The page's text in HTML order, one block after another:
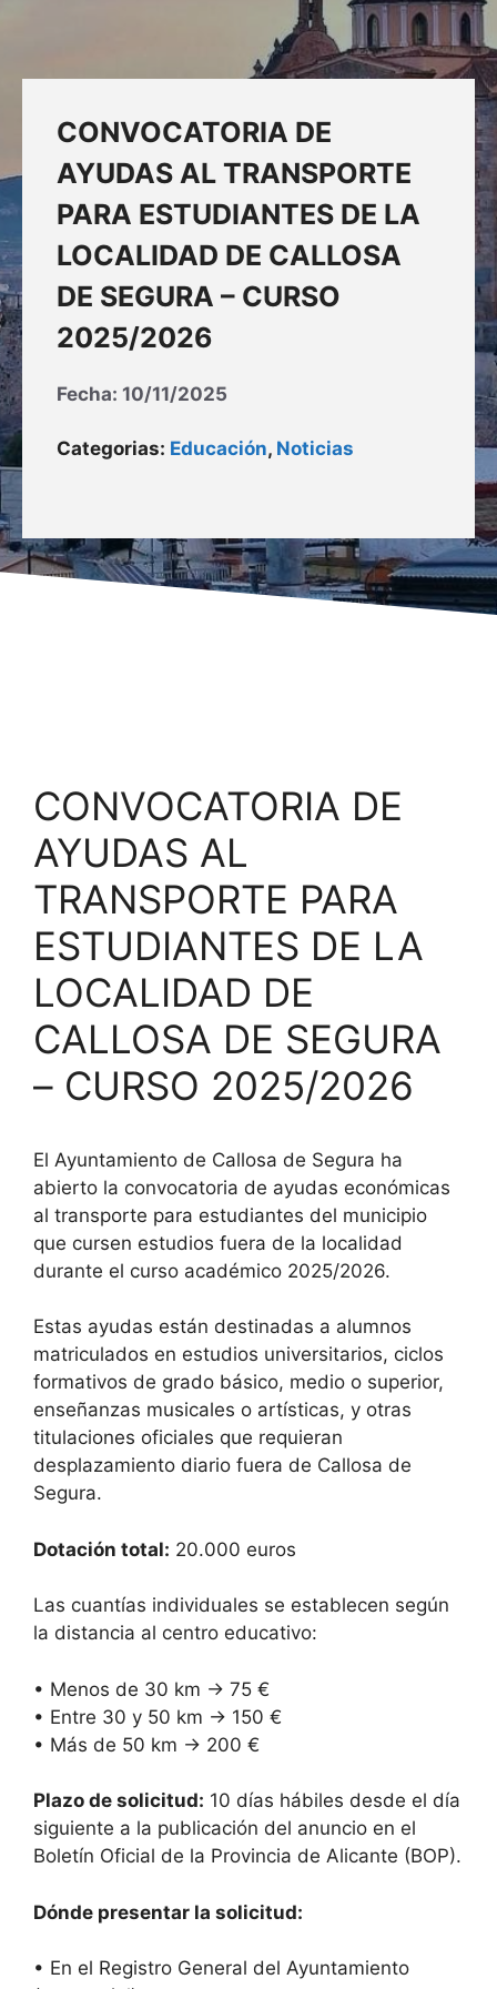
CONVOCATORIA DE
AYUDAS AL TRANSPORTE
PARA ESTUDIANTES DE LA
LOCALIDAD DE CALLOSA
DE SEGURA – CURSO
2025/2026
Fecha: 10/11/2025
Categorias: Educación, Noticias
CONVOCATORIA DE
AYUDAS AL
TRANSPORTE PARA
ESTUDIANTES DE LA
LOCALIDAD DE
CALLOSA DE SEGURA
– CURSO 2025/2026
El Ayuntamiento de Callosa de Segura ha
abierto la convocatoria de ayudas económicas
al transporte para estudiantes del municipio
que cursen estudios fuera de la localidad
durante el curso académico 2025/2026.
Estas ayudas están destinadas a alumnos
matriculados en estudios universitarios, ciclos
formativos de grado básico, medio o superior,
enseñanzas musicales o artísticas, y otras
titulaciones oficiales que requieran
desplazamiento diario fuera de Callosa de
Segura.
Dotación total: 20.000 euros
Las cuantías individuales se establecen según
la distancia al centro educativo:
• Menos de 30 km → 75 €
• Entre 30 y 50 km → 150 €
• Más de 50 km → 200 €
Plazo de solicitud: 10 días hábiles desde el día
siguiente a la publicación del anuncio en el
Boletín Oficial de la Provincia de Alicante (BOP).
Dónde presentar la solicitud:
• En el Registro General del Ayuntamiento